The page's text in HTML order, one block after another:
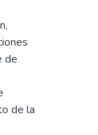
de
de la